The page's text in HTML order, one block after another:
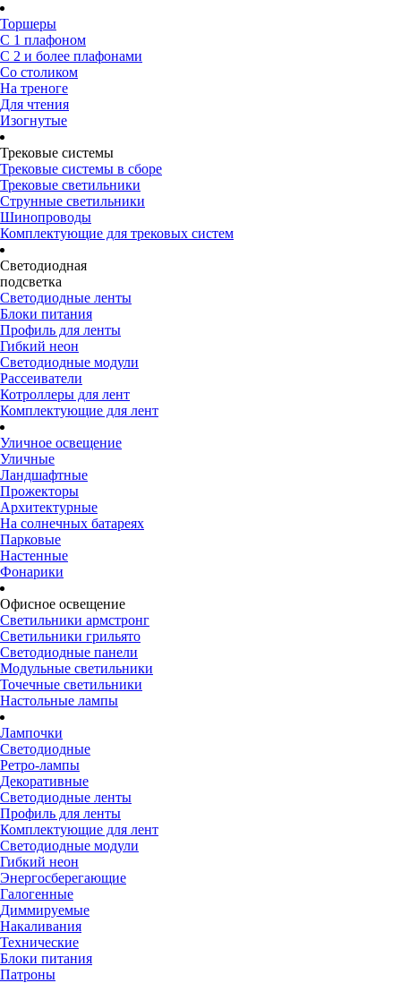
Торшеры
С 1 плафоном
С 2 и более плафонами
Со столиком
На треноге
Для чтения
Изогнутые
Трековые системы
Трековые системы в сборе
Трековые светильники
Струнные светильники
Шинопроводы
Комплектующие для трековых систем
Светодиодная
подсветка
Светодиодные ленты
Блоки питания
Профиль для ленты
Гибкий неон
Светодиодные модули
Рассеиватели
Котроллеры для лент
Комплектующие для лент
Уличное освещение
Уличные
Ландшафтные
Прожекторы
Архитектурные
На солнечных батареях
Парковые
Настенные
Фонарики
Офисное освещение
Светильники армстронг
Светильники грильято
Светодиодные панели
Модульные светильники
Точечные светильники
Настольные лампы
Лампочки
Светодиодные
Ретро-лампы
Декоративные
Светодиодные ленты
Профиль для ленты
Комплектующие для лент
Светодиодные модули
Гибкий неон
Энергосберегающие
Галогенные
Диммируемые
Накаливания
Технические
Блоки питания
Патроны